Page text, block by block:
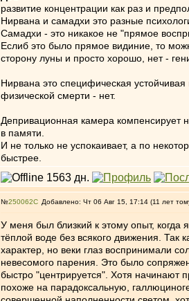
развитие концентрации как раз и
Нирвана и самадхи это разные
Самадхи - это никакое не "прямое
Еслиб это было прямое видиние, то
сторону луны и просто хорошо, нет -
Нирвана это специфическая
физической смерти - нет.
Депривационная камера компенсирует
в памяти.
И не только не успокаивает, а по
быстрее.
№250062 Добавлено: Чт 06 Авг 15, 17:14 (11 лет
У меня был близкий к этому опыт,
тёплой воде без всякого движения. Так
характер, но веки глаз воспринимали
невесомого парения. Это было
быстро "центрируется". Хотя начинают
похоже на парадоксальную,